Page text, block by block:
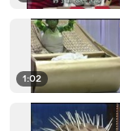
1:02